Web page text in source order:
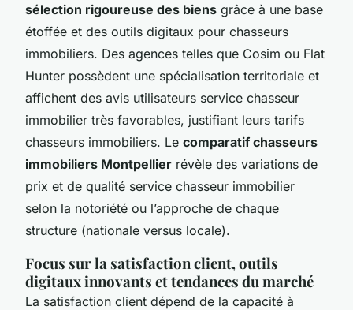
sélection rigoureuse des biens grâce à une base
étoffée et des outils digitaux pour chasseurs
immobiliers. Des agences telles que Cosim ou Flat
Hunter possèdent une spécialisation territoriale et
affichent des avis utilisateurs service chasseur
immobilier très favorables, justifiant leurs tarifs
chasseurs immobiliers. Le comparatif chasseurs
immobiliers Montpellier révèle des variations de
prix et de qualité service chasseur immobilier
selon la notoriété ou l’approche de chaque
structure (nationale versus locale).
Focus sur la satisfaction client, outils
digitaux innovants et tendances du marché
La satisfaction client dépend de la capacité à